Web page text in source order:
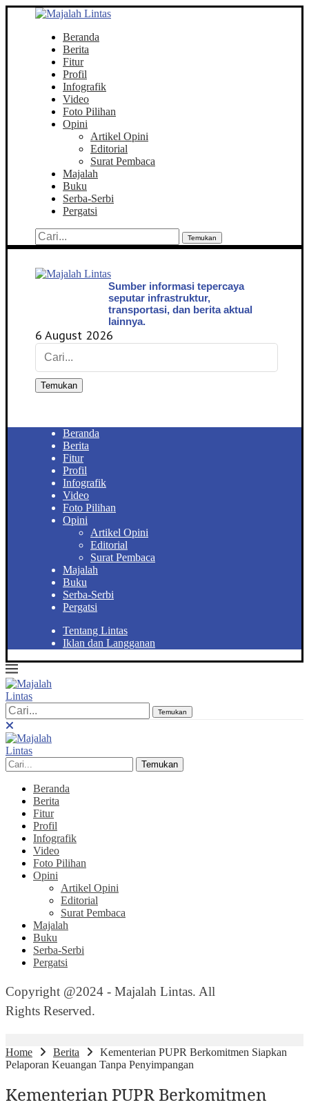
Beranda
Berita
Fitur
Profil
Infografik
Video
Foto Pilihan
Opini
Artikel Opini
Editorial
Surat Pembaca
Majalah
Buku
Serba-Serbi
Pergatsi
Temukan
Sumber informasi tepercaya
seputar infrastruktur,
transportasi, dan berita aktual
lainnya.
6 August 2026
Temukan
Beranda
Berita
Fitur
Profil
Infografik
Video
Foto Pilihan
Opini
Artikel Opini
Editorial
Surat Pembaca
Majalah
Buku
Serba-Serbi
Pergatsi
Tentang Lintas
Iklan dan Langganan
Temukan
Temukan
Beranda
Berita
Fitur
Profil
Infografik
Video
Foto Pilihan
Opini
Artikel Opini
Editorial
Surat Pembaca
Majalah
Buku
Serba-Serbi
Pergatsi
Copyright @2024 - Majalah Lintas. All
Rights Reserved.
Home Berita
Kementerian PUPR Berkomitmen Siapkan
Pelaporan Keuangan Tanpa Penyimpangan
Kementerian PUPR Berkomitmen